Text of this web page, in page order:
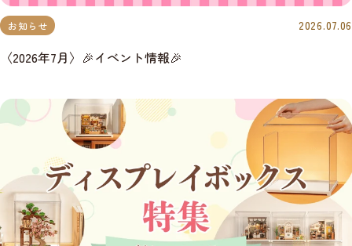
お知らせ 2026.07.06
〈2026年7月〉🎉イベント情報🎉